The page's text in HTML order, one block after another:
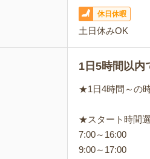
休日休暇
土日休みOK
1日5時間以内
★1日4時間～の
★スタート時間
7:00～16:00
9:00～17:00